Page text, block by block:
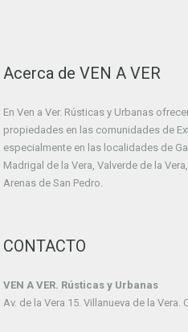
Acerca de VEN A VER
En Ven a Ver. Rústicas y Urbanas
propiedades en las comunidades de
especialmente en las localidades de
Madrigal de la Vera, Valverde de la
Arenas de San Pedro.
CONTACTO
VEN A VER. Rústicas y Urbanas
Av. de la Vera 15. Villanueva de la Vera.